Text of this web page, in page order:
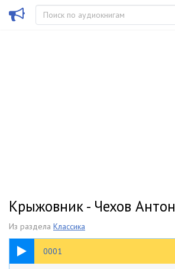
Крыжовник - Чехов Антон
Из раздела Классика
0001
05:04